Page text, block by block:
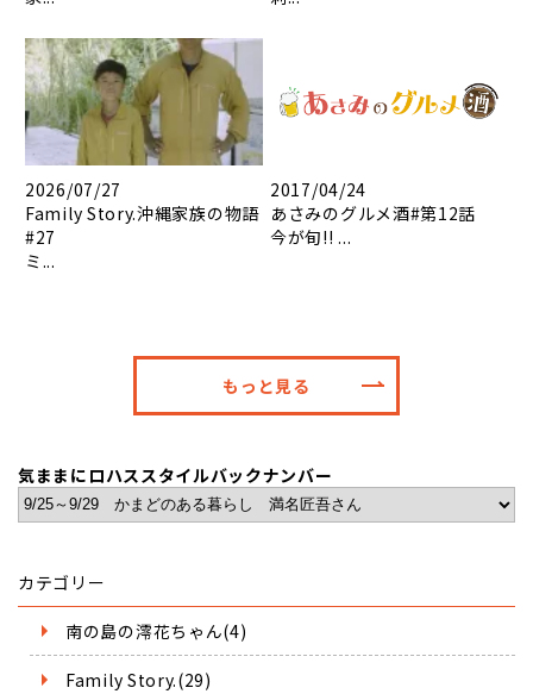
2026/07/27
Family Story.沖縄家族の物語
#27
ミ...
2017/04/24
あさみのグルメ酒#第12話
今が旬!! ...
もっと見る
気ままにロハススタイルバックナンバー
カテゴリー
南の島の澪花ちゃん(4)
Family Story.(29)